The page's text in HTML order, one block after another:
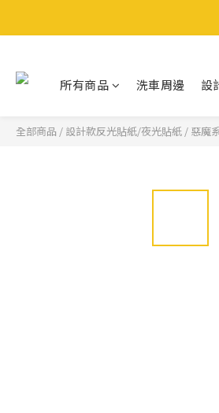
所有商品 洗車周邊 設
全部商品 / 設計款反光貼紙/夜光貼紙 / 惡魔